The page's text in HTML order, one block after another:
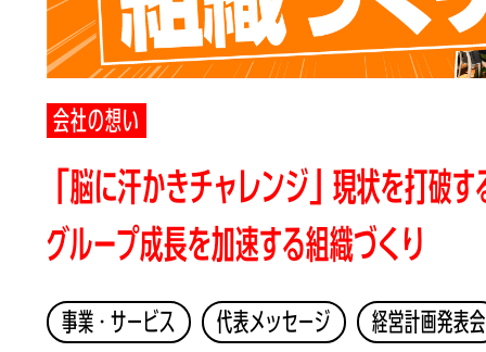
会社の想い
「脳に汗かきチャレンジ」現状を打破
グループ成長を加速する組織づくり
事業・サービス 代表メッセージ 経営計画発表会